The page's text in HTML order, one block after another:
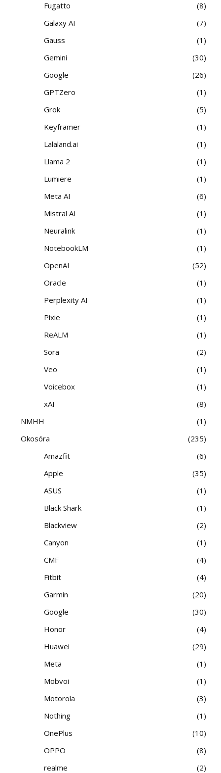
Fugatto
8
Galaxy AI
7
Gauss
1
Gemini
30
Google
26
GPTZero
1
Grok
5
Keyframer
1
Lalaland.ai
1
Llama 2
1
Lumiere
1
Meta AI
6
Mistral AI
1
Neuralink
1
NotebookLM
1
OpenAI
52
Oracle
1
Perplexity AI
1
Pixie
1
ReALM
1
Sora
2
Veo
1
Voicebox
1
xAI
8
NMHH
1
Okosóra
235
Amazfit
6
Apple
35
ASUS
1
Black Shark
1
Blackview
2
Canyon
1
CMF
4
Fitbit
4
Garmin
20
Google
30
Honor
4
Huawei
29
Meta
1
Mobvoi
1
Motorola
3
Nothing
1
OnePlus
10
OPPO
8
realme
2